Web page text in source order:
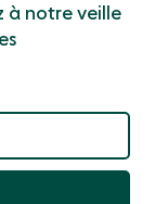
à notre veille